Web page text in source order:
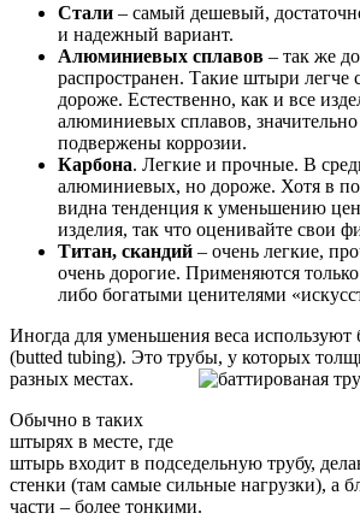
Стали – самый дешевый,
и надежный вариант.
Алюминиевых сплавов – так же
распространен. Такие штыри легче
дороже. Естественно, как и все
алюминиевых сплавов,
подвержены коррозии.
Карбона. Легкие и прочные. В
алюминиевых, но дороже. Хотя в
видна тенденция к уменьшению
изделия, так что оценивайте свои
Титан, скандий – очень легкие,
очень дорогие. Применяются
либо богатыми ценителями
Иногда для уменьшения веса используют
(butted tubing). Это трубы, у которых
разных местах.
Обычно в таких
штырях в месте, где
штырь входит в подседельную трубу,
стенки (там самые сильные нагрузки), а
части – более тонкими.